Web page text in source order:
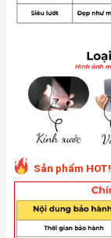
Sản phẩm HOT!